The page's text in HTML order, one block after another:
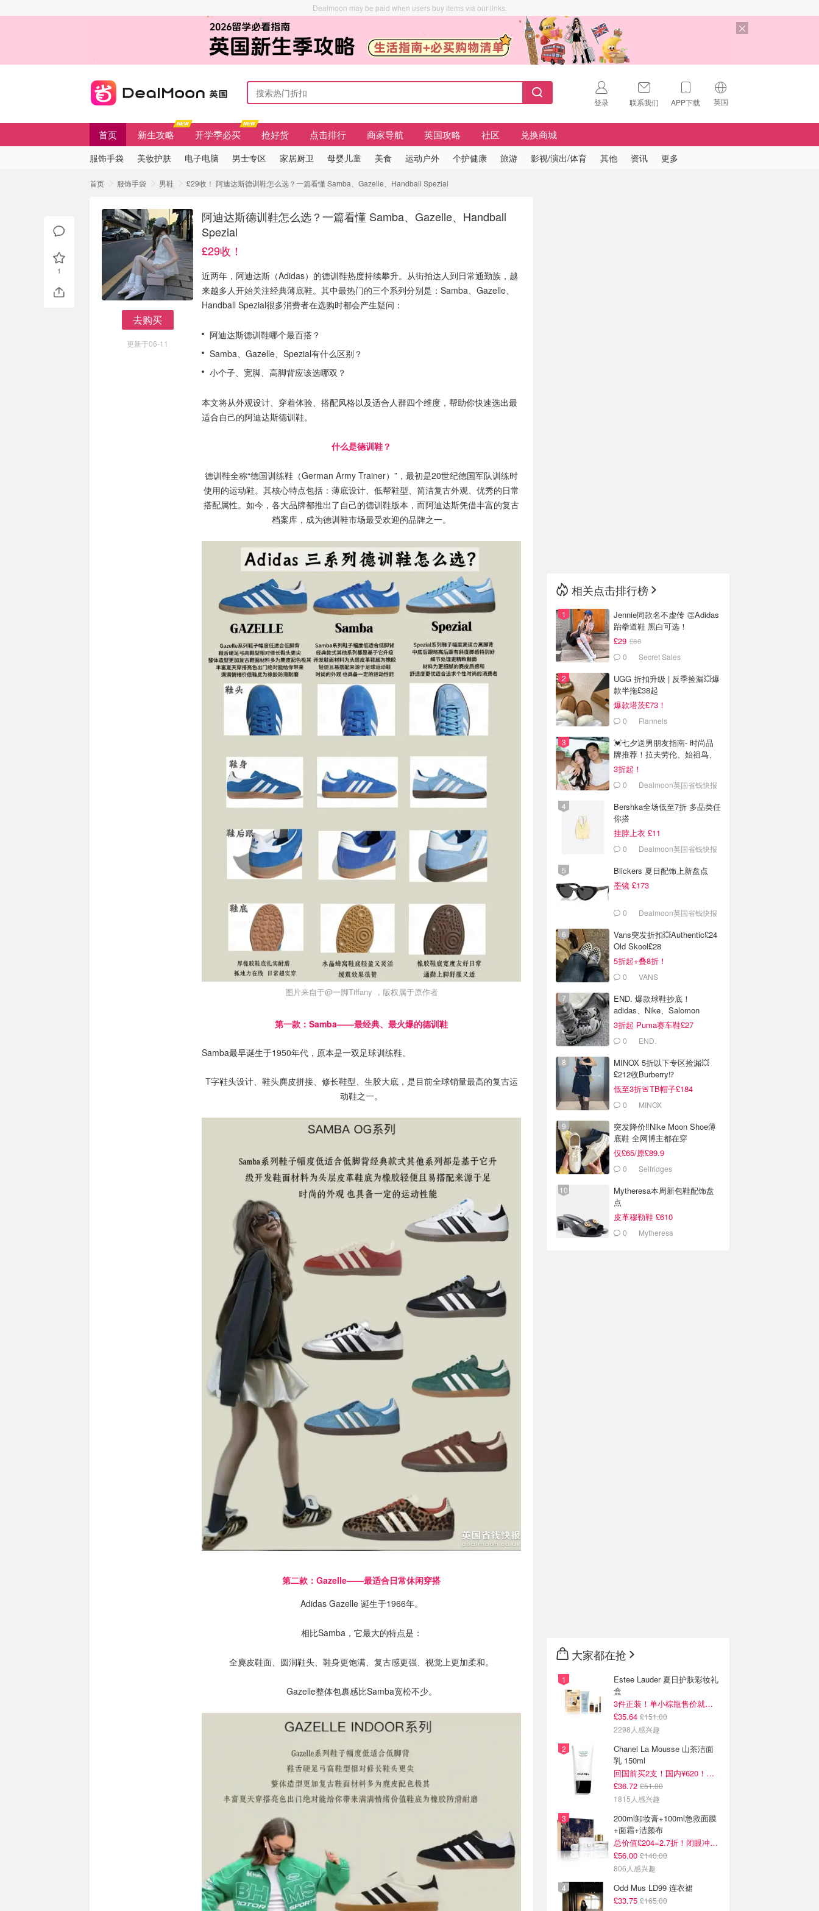
Dealmoon may be paid when users buy items via our links.
登录 联系我们 APP下载 英国
🇺🇸
🇨🇳
中国
首页 新生攻略 开学季必买 抢好货 点击排行 商家导航 英国攻略 社区 兑换商城
服饰手袋 美妆护肤 电子电脑 男士专区 家居厨卫 母婴儿童 美食 运动户外 个护健康 旅游 影视/演出/体育 其他 资讯 更多
首页 服饰手袋 男鞋 £29收！ 阿迪达斯德训鞋怎么选？一篇看懂 Samba、Gazelle、Handball Spezial
去购买
更新于06-11
阿迪达斯德训鞋怎么选？一篇看懂 Samba、Gazelle、Handball
Spezial
£29收！
近两年，阿迪达斯（Adidas）的德训鞋热度持续攀升。从街拍达人到日常通勤族，越
来越多人开始关注经典薄底鞋。其中最热门的三个系列分别是：Samba、Gazelle、
Handball Spezial很多消费者在选购时都会产生疑问：
阿迪达斯德训鞋哪个最百搭？
Samba、Gazelle、Spezial有什么区别？
小个子、宽脚、高脚背应该选哪双？
本文将从外观设计、穿着体验、搭配风格以及适合人群四个维度，帮助你快速选出最
适合自己的阿迪达斯德训鞋。
什么是德训鞋？
德训鞋全称“德国训练鞋（German Army Trainer）”，最初是20世纪德国军队训练时
使用的运动鞋。其核心特点包括：薄底设计、低帮鞋型、简洁复古外观、优秀的日常
搭配属性。如今，各大品牌都推出了自己的德训鞋版本，而阿迪达斯凭借丰富的复古
档案库，成为德训鞋市场最受欢迎的品牌之一。
图片来自于@一脚Tiffany ，版权属于原作者
第一款：Samba——最经典、最火爆的德训鞋
Samba最早诞生于1950年代，原本是一双足球训练鞋。
T字鞋头设计、鞋头麂皮拼接、修长鞋型、生胶大底，是目前全球销量最高的复古运
动鞋之一。
第二款：Gazelle——最适合日常休闲穿搭
Adidas Gazelle 诞生于1966年。
相比Samba，它最大的特点是：
全麂皮鞋面、圆润鞋头、鞋身更饱满、复古感更强、视觉上更加柔和。
Gazelle整体包裹感比Samba宽松不少。
1
相关点击排行榜
Jennie同款名不虚传 👏Adidas
跆拳道鞋 黑白可选！
£29 £80
0 Secret Sales
UGG 折扣升级 | 反季捡漏💥爆
款半拖£38起
爆款塔茨£73！
0 Flannels
💓七夕送男朋友指南- 时尚品
牌推荐！拉夫劳伦、始祖鸟、
On！
3折起！
0 Dealmoon英国省钱快报
Bershka全场低至7折 多品类任
你搭
挂脖上衣 £11
0 Dealmoon英国省钱快报
Blickers 夏日配饰上新盘点
墨镜 £173
0 Dealmoon英国省钱快报
Vans突发折扣💥Authentic£24
Old Skool£28
5折起+叠8折！
0 VANS
END. 爆款球鞋抄底！
adidas、Nike、Salomon
3折起 Puma赛车鞋£27
0 END.
MINOX 5折以下专区捡漏💥
£212收Burberry⁉️
低至3折🚨TB帽子£184
0 MINOX
突发降价‼️Nike Moon Shoe薄
底鞋 全网博主都在穿
仅£65/原£89.9
0 Selfridges
Mytheresa本周新包鞋配饰盘
点
皮革穆勒鞋 £610
0 Mytheresa
大家都在抢
Estee Lauder 夏日护肤彩妆礼
盒
3件正装！单小棕瓶售价就要£65！
£35.64 £151.00
2298人感兴趣
Chanel La Mousse 山茶洁面
乳 150ml
回国前买2支！国内¥620！立省近一半！
£36.72 £51.00
1815人感兴趣
200ml卸妆膏+100ml急救面膜
+面霜+洁颜布
总价值£204=2.7折！闭眼冲这套！
£56.00 £140.00
806人感兴趣
Odd Mus LD99 连衣裙
£33.75 £165.00